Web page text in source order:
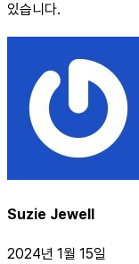
있습니다.
Suzie Jewell
2024년 1월 15일